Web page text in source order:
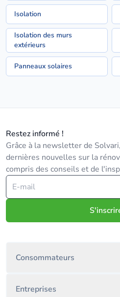
Isolation
Isolation des murs
extérieurs
Panneaux solaires
Restez informé !
Grâce à la newsletter de
dernières nouvelles sur la
compris des conseils et de
Consommateurs
Entreprises